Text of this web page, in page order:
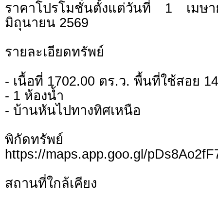
ราคาโปรโมชั่นตั้งแต่วันที่ 1 เม
มิถุนายน 2569
รายละเอียดทรัพย์
- เนื้อที่ 1702.00 ตร.ว. พื้นที่ใช้สอย
- 1 ห้องน้ำ
- บ้านหันไปทางทิศเหนือ
พิกัดทรั
https://maps.app.goo.gl/
สถานที่ใกล้เคียง